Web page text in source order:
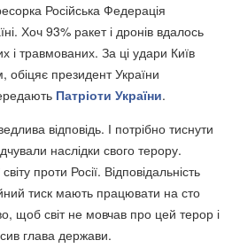
Російська Федерація
Хоч 93% ракет і дронів вдалось
і травмованих. За ці удари Київ
обіцяє президент України
Патріоти України.
відповідь. І потрібно тиснути
наслідки свого терору.
проти Росії. Відповідальність
тиск мають працювати на сто
щоб світ не мовчав про цей терор і
глава держави.